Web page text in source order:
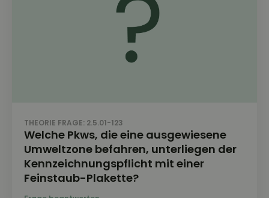
THEORIE FRAGE: 2.5.01-123
Welche Pkws, die eine ausgewiesene
Umweltzone befahren, unterliegen der
Kennzeichnungspflicht mit einer
Feinstaub-Plakette?